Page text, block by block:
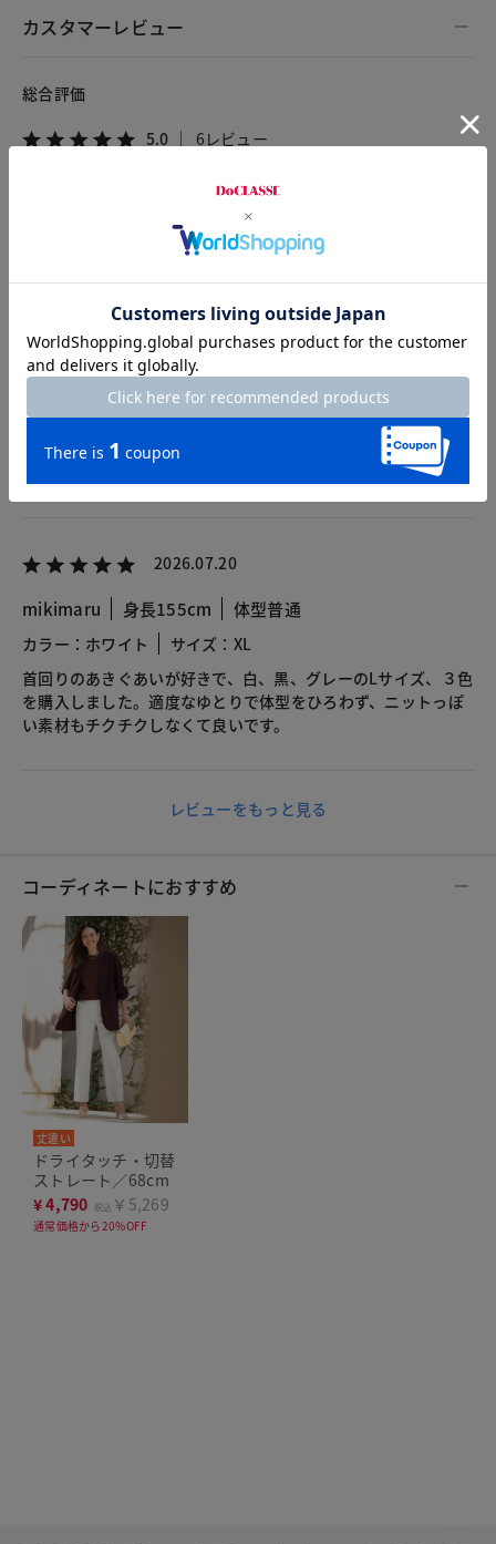
カスタマーレビュー
総合評価
5.0 6レビュー
2026.08.03
サンダーバード 身長152cm 体型大柄
カラー：ホワイト
サイズ：XXL
何より、お腹周りが隠せて綺麗に着られます。
上に薄手のカーディガン等を合わせて着ますが、どんな形にも
合いそうです。
2026.07.20
mikimaru 身長155cm 体型普通
カラー：ホワイト
サイズ：XL
首回りのあきぐあいが好きで、白、黒、グレーのLサイズ、３色
を購入しました。適度なゆとりで体型をひろわず、ニットっぽ
い素材もチクチクしなくて良いです。
レビューをもっと見る
コーディネートにおすすめ
丈違い
ドライタッチ・切替
ストレート／68cm
¥4,790 税込 ￥5,269
通常価格から20%OFF